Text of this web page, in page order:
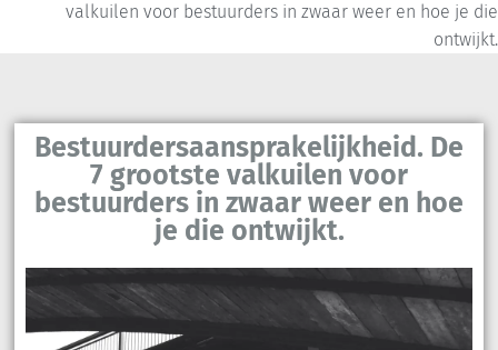
valkuilen voor bestuurders in zwaar weer en hoe je die
ontwijkt.
Bestuurdersaansprakelijkheid. De
7 grootste valkuilen voor
bestuurders in zwaar weer en hoe
je die ontwijkt.